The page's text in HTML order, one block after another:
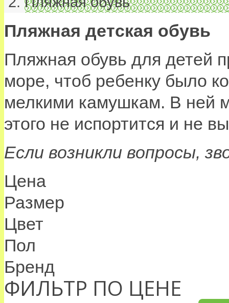
Пляжная детская обувь
Пляжная обувь для детей
море, чтоб ребенку было
мелкими камушкам. В ней
этого не испортится и не
Если возникли вопросы,
Цена
Размер
Цвет
Пол
Бренд
ФИЛЬТР ПО ЦЕНЕ